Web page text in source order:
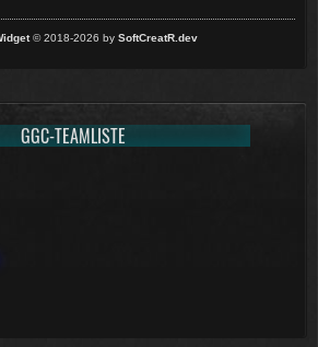
© 2018-2026 by SoftCreatR.dev
GGC-TEAMLISTE